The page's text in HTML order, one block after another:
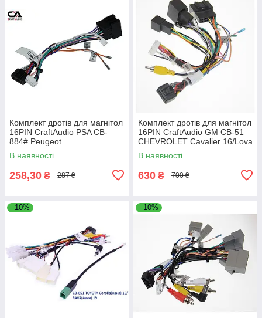
Комплект дротів для магнітол
16PIN CraftAudio PSA CB-
884# Peugeot
В наявності
258,30 ₴ 287 ₴
Комплект дротів для магнітол
16PIN CraftAudio GM CB-51
CHEVROLET Cavalier 16/Lova
RV 16-18/Monza 19
В наявності
630 ₴ 700 ₴
–10% –10%